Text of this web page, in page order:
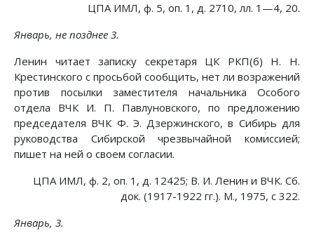
ЦПА ИМЛ, ф. 5, оп. 1, д. 2710, лл. 1—4, 20.
Январь, не позднее 3.
Ленин читает записку секретаря ЦК РКП(б) Н. Н.
Крестинского с просьбой сообщить, нет ли возражений
против посылки заместителя начальника Особого
отдела ВЧК И. П. Павлуновского, по предложению
председателя ВЧК Ф. Э. Дзержинского, в Сибирь для
руководства Сибирской чрезвычайной комиссией;
пишет на ней о своем согласии.
ЦПА ИМЛ, ф. 2, оп. 1, д. 12425; В. И. Ленин и ВЧК. Сб.
док. (1917-1922 гг.). М., 1975, с 322.
Январь, 3.